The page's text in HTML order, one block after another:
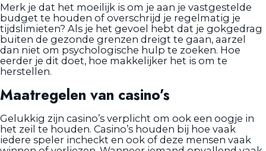
Merk je dat het moeilijk is om je aan je vastgestelde
budget te houden of overschrijd je regelmatig je
tijdslimieten? Als je het gevoel hebt dat je gokgedrag
buiten de gezonde grenzen dreigt te gaan, aarzel
dan niet om psychologische hulp te zoeken. Hoe
eerder je dit doet, hoe makkelijker het is om te
herstellen.
Maatregelen van casino’s
Gelukkig zijn casino’s verplicht om ook een oogje in
het zeil te houden. Casino’s houden bij hoe vaak
iedere speler incheckt en ook of deze mensen vaak